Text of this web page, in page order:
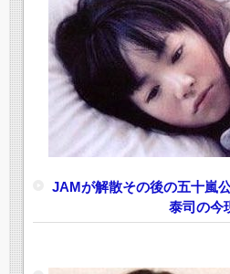
JAMが解散その後の五十嵐
泰司の今